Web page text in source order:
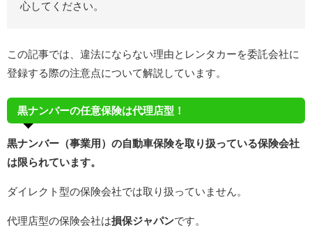
心してください。
この記事では、違法にならない理由とレンタカーを委託会社に
登録する際の注意点について解説しています。
黒ナンバーの任意保険は代理店型！
黒ナンバー（事業用）の自動車保険を取り扱っている保険会社
は限られています。
ダイレクト型の保険会社では取り扱っていません。
代理店型の保険会社は損保ジャパンです。